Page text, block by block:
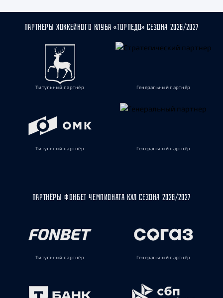
ПАРТНЁРЫ ХОККЕЙНОГО КЛУБА «ТОРПЕДО» СЕЗОНА 2026/2027
Титульный партнёр Генеральный партнёр
Титульный партнёр Генеральный партнёр
ПАРТНЁРЫ ФОНБЕТ ЧЕМПИОНАТА КХЛ СЕЗОНА 2026/2027
Титульный партнёр Генеральный партнёр